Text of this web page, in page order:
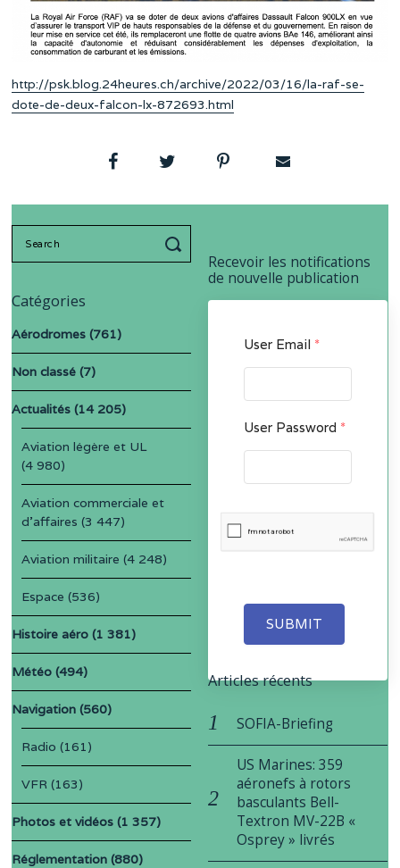
http://psk.blog.24heures.ch/archive/2022/03/16/la-raf-se-
dote-de-deux-falcon-lx-872693.html
Recevoir les notifications
de nouvelle publication
User Email *
User Password *
SUBMIT
Catégories
Aérodromes (761)
Non classé (7)
Actualités (14 205)
Aviation légère et UL
(4 980)
Aviation commerciale et
d'affaires (3 447)
Aviation militaire (4 248)
Espace (536)
Histoire aéro (1 381)
Météo (494)
Navigation (560)
Radio (161)
VFR (163)
Photos et vidéos (1 357)
Réglementation (880)
Articles récents
SOFIA-Briefing
US Marines: 359
aéronefs à rotors
basculants Bell-
Textron MV-22B «
Osprey » livrés